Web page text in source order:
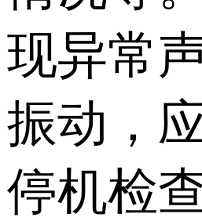
现异常
振动，
停机检